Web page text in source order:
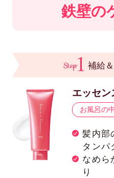
鉄壁の
補給
エッセ
お風呂の
髪内部
タンパ
なめら
り